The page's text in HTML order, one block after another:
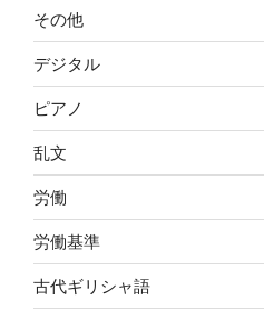
その他
デジタル
ピアノ
乱文
労働
労働基準
古代ギリシャ語